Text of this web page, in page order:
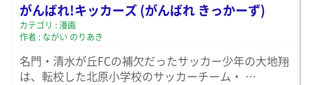
がんばれ!キッカーズ (がんばれ きっかーず)
カテゴリ : 漫画
作者 : ながい のりあき
名門・清水が丘FCの補欠だったサッカー少年の大地翔
は、転校した北原小学校のサッカーチーム・ …